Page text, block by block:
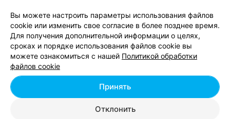
ЭФФЕКТИВНАЯ РЕКЛАМА НА САЙТЕ
Вы можете настроить параметры использования файлов
cookie или изменить свое согласие в более позднее время.
Для получения дополнительной информации о целях,
сроках и порядке использования файлов cookie вы
можете ознакомиться с нашей Политикой обработки
файлов cookie
Отклонить
Принять